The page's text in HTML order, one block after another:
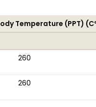
Temperature (PPT)
260
260